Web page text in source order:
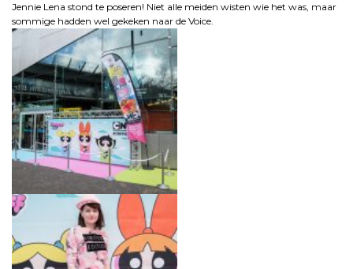
Jennie Lena stond te poseren! Niet alle meiden wisten wie het was, maar
sommige hadden wel gekeken naar de Voice.